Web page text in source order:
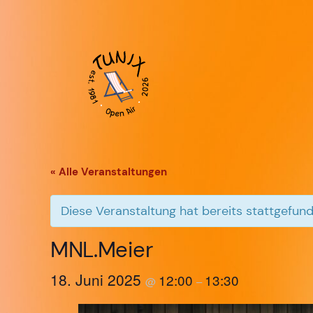
« Alle Veranstaltungen
Diese Veranstaltung hat bereits
MNL.Meier
18. Juni 2025 @ 12:00 – 13:30